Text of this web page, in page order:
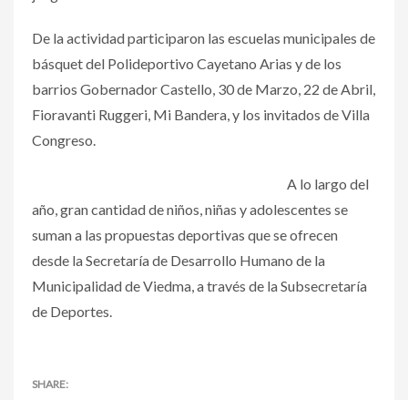
De la actividad participaron las escuelas municipales de
básquet del Polideportivo Cayetano Arias y de los
barrios Gobernador Castello, 30 de Marzo, 22 de Abril,
Fioravanti Ruggeri, Mi Bandera, y los invitados de Villa
Congreso.
A lo largo del
año, gran cantidad de niños, niñas y adolescentes se
suman a las propuestas deportivas que se ofrecen
desde la Secretaría de Desarrollo Humano de la
Municipalidad de Viedma, a través de la Subsecretaría
de Deportes.